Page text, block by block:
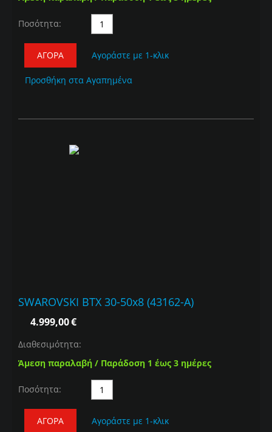
Ποσότητα:
ΑΓΟΡΆ Αγοράστε με 1-κλικ
Προσθήκη στα Αγαπημένα
SWAROVSKI BTX 30-50x8 (43162-A)
4.999,00€
Διαθεσιμότητα:
Άμεση παραλαβή / Παράδοση 1 έως 3 ημέρες
Ποσότητα:
ΑΓΟΡΆ Αγοράστε με 1-κλικ